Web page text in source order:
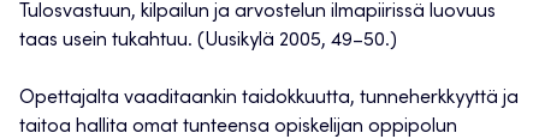
Tulosvastuun, kilpailun ja arvostelun ilmapiirissä luovuus
taas usein tukahtuu. (Uusikylä 2005, 49–50.)
Opettajalta vaaditaankin taidokkuutta, tunneherkkyyttä ja
taitoa hallita omat tunteensa opiskelijan oppipolun